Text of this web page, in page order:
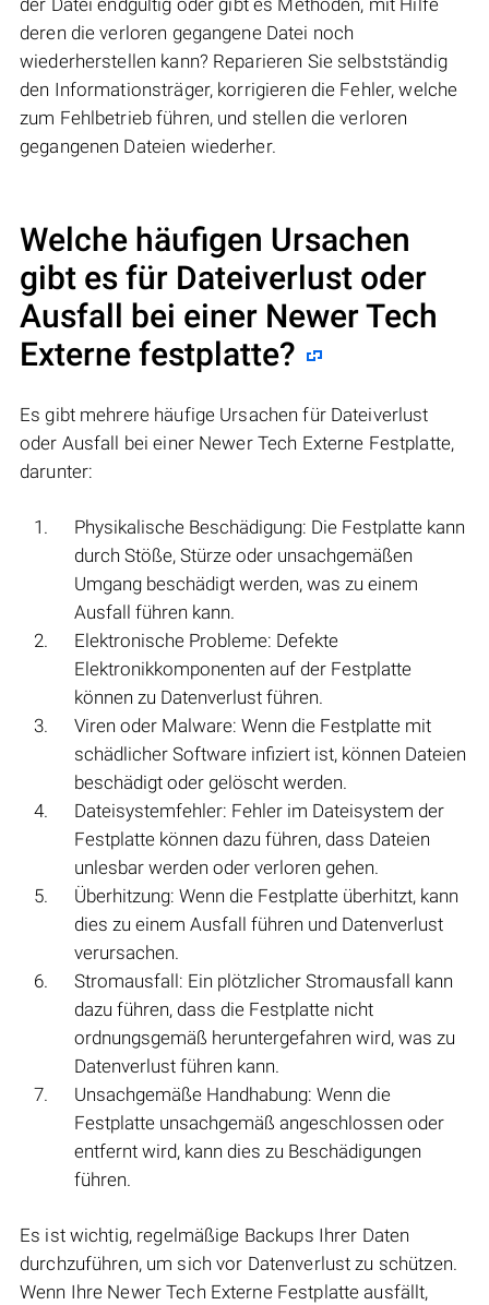
der Datei endgültig oder gibt es Methoden, mit Hilfe
deren die verloren gegangene Datei noch
wiederherstellen kann? Reparieren Sie selbstständig
den Informationsträger, korrigieren die Fehler, welche
zum Fehlbetrieb führen, und stellen die verloren
gegangenen Dateien wiederher.
Welche häufigen Ursachen
gibt es für Dateiverlust oder
Ausfall bei einer Newer Tech
Externe festplatte?
Es gibt mehrere häufige Ursachen für Dateiverlust
oder Ausfall bei einer Newer Tech Externe Festplatte,
darunter:
Physikalische Beschädigung: Die Festplatte kann
durch Stöße, Stürze oder unsachgemäßen
Umgang beschädigt werden, was zu einem
Ausfall führen kann.
Elektronische Probleme: Defekte
Elektronikkomponenten auf der Festplatte
können zu Datenverlust führen.
Viren oder Malware: Wenn die Festplatte mit
schädlicher Software infiziert ist, können Dateien
beschädigt oder gelöscht werden.
Dateisystemfehler: Fehler im Dateisystem der
Festplatte können dazu führen, dass Dateien
unlesbar werden oder verloren gehen.
Überhitzung: Wenn die Festplatte überhitzt, kann
dies zu einem Ausfall führen und Datenverlust
verursachen.
Stromausfall: Ein plötzlicher Stromausfall kann
dazu führen, dass die Festplatte nicht
ordnungsgemäß heruntergefahren wird, was zu
Datenverlust führen kann.
Unsachgemäße Handhabung: Wenn die
Festplatte unsachgemäß angeschlossen oder
entfernt wird, kann dies zu Beschädigungen
führen.
Es ist wichtig, regelmäßige Backups Ihrer Daten
durchzuführen, um sich vor Datenverlust zu schützen.
Wenn Ihre Newer Tech Externe Festplatte ausfällt,